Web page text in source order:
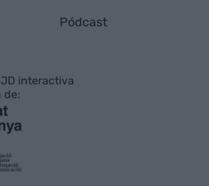
Pódcast
interactiva
de: